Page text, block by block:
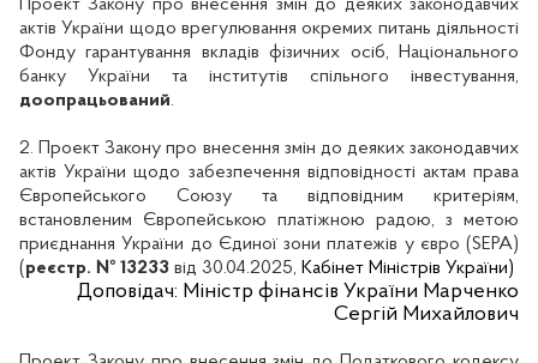
Проект Закону про внесення змін до деяких законодавчих
актів України щодо врегулювання окремих питань діяльності
Фонду гарантування вкладів фізичних осіб, Національного
банку України та інститутів спільного інвестування,
доопрацьований.
2. Проект Закону про внесення змін до деяких законодавчих
актів України щодо забезпечення відповідності актам права
Європейського Союзу та відповідним критеріям,
встановленим Європейською платіжною радою, з метою
приєднання України до Єдиної зони платежів у євро (SEPA)
(реєстр. № 13233 від 30.04.2025, Кабінет Міністрів України)
Доповідач: Міністр фінансів України Марченко
Сергій Михайлович